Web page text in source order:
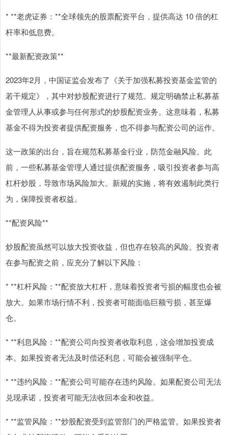
* **老虎证券：**全球领先的股票配资平台，提供高达 10 倍的杠
杆率和低息费。
**最新配资政策**
2023年2月，中国证监会发布了《关于加强私募投资基金监管的
若干规定》，其中对炒股配资进行了规范。规定明确禁止私募基
金管理人从事或参与任何形式的炒股配资业务。这意味着，私募
基金不得为投资者提供配资服务，也不得参与配资公司的运作。
这一政策的出台，旨在规范私募基金行业，防范金融风险。此
前，一些私募基金管理人通过提供配资服务，吸引投资者参与高
杠杆炒股，导致市场风险加大。新规的实施，将有效遏制此类行
为，保障投资者权益。
**配资风险**
炒股配资虽然可以放大投资收益，但也存在较高的风险。投资者
在参与配资之前，应充分了解以下风险：
* **杠杆风险：**配资放大杠杆，意味着投资者亏损的幅度也会被
放大。如果市场行情不利，投资者可能面临巨额亏损，甚至爆
仓。
* **利息风险：**配资公司向投资者收取利息，这会增加投资成
本。如果投资者无法及时偿还利息，可能会被强制平仓。
* **违约风险：**配资公司可能存在违约风险。如果配资公司无法
兑现承诺，投资者可能无法收回本金和收益。
* **监管风险：**炒股配资受到监管部门的严格监管。如果投资者